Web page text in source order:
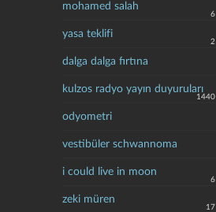
mohamed salah
6
yasa teklifi
2
dalga dalga fırtına
kulzos radyo yayın duyuruları
1440
odyometri
vestibüler schwannoma
i could live in moon
6
zeki müren
17